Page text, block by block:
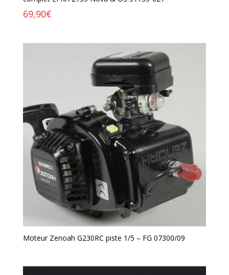
69,90€
Moteur Zenoah G230RC piste 1/5 – FG 07300/09